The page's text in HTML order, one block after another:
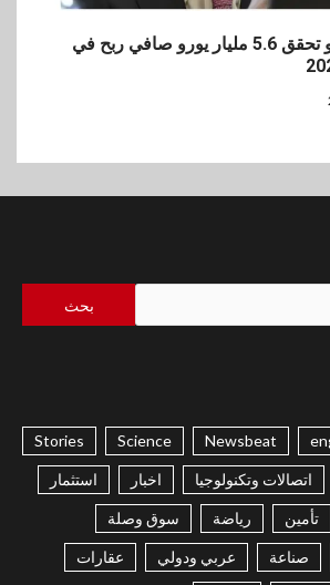
إنتيسا سان باولو تحقق 5.6 مليار يورو صافي ربح في
Newsbeat
Science
Stories
اتصالات وتكنولوجيا اخبار استثمار
تأمين رياضة سوق وصلة
صناعة عربي ودولي عقارات